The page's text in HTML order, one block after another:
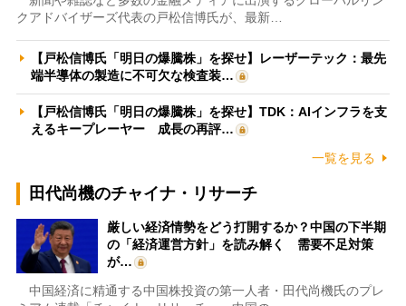
クアドバイザーズ代表の戸松信博氏が、最新…
【戸松信博氏「明日の爆騰株」を探せ】レーザーテック：最先
端半導体の製造に不可欠な検査装…
【戸松信博氏「明日の爆騰株」を探せ】TDK：AIインフラを支
えるキープレーヤー 成長の再評…
一覧を見る
田代尚機のチャイナ・リサーチ
厳しい経済情勢をどう打開するか？中国の下半期
の「経済運営方針」を読み解く 需要不足対策
が…
中国経済に精通する中国株投資の第一人者・田代尚機氏のプレ